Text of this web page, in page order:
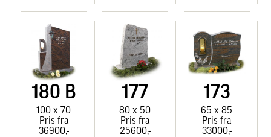
180 B
100 x 70
Pris fra
36900,-
177
80 x 50
Pris fra
25600,-
173
65 x 85
Pris fra
33000,-